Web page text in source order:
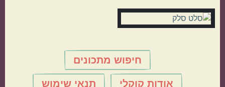
חיפוש מתכונים
אודות קוקלי תנאי שימוש